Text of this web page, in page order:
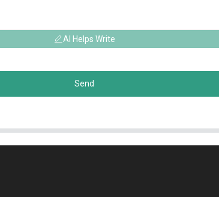
AI Helps Write
Send